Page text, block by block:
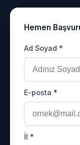
Hemen
Ad Soyad *
E-posta *
İl *